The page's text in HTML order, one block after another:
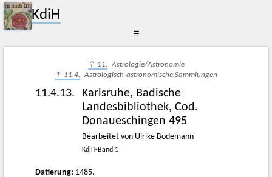
KdiH
☰
↑ 11. Astrologie/Astronomie
↑ 11.4. Astrologisch-astronomische Sammlungen
11.4.13.
Karlsruhe, Badische
Landesbibliothek, Cod.
Donaueschingen 495
Bearbeitet von Ulrike Bodemann
KdiH-Band 1
Datierung: 1485.